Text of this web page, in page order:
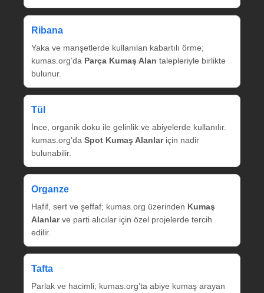
Ribana
Yaka ve manşetlerde kullanılan kabartılı örme;
kumas.org’da Parça Kumaş Alan talepleriyle birlikte
bulunur.
Tül
İnce, organik doku ile gelinlik ve abiyelerde kullanılır.
kumas.org’da Spot Kumaş Alanlariçin nadir
bulunabilir.
Organze
Hafif, sert ve şeffaf; kumas.org üzerinden Kumaş
Alanlarve parti alıcılar için özel projelerde tercih
edilir.
Tafta
Parlak ve hacimli; kumas.org’ta abiye kumaş arayan